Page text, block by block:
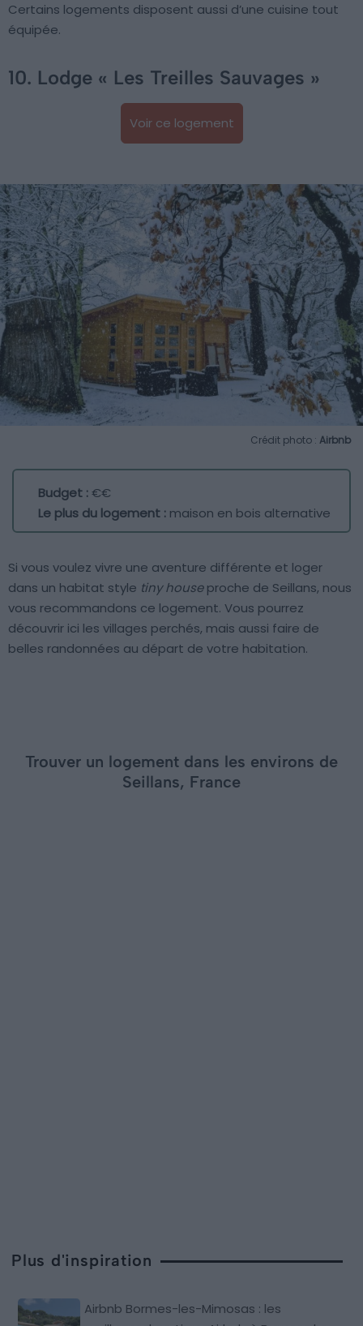
Certains logements disposent aussi d’une cuisine tout
équipée.
10. Lodge « Les Treilles Sauvages »
Voir ce logement
Crédit photo : Airbnb
Budget :€€
Le plus du logement : maison en bois alternative
Si vous voulez vivre une aventure différente et loger
dans un habitat style tiny houseproche de Seillans, nous
vous recommandons ce logement. Vous pourrez
découvrir ici les villages perchés, mais aussi faire de
belles randonnées au départ de votre habitation.
Trouver un logement dans les environs de
Seillans, France
Plus d'inspiration
Airbnb Bormes-les-Mimosas : les